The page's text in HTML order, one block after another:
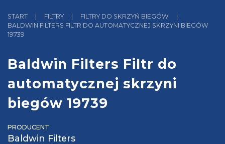
START | FILTRY | FILTRY DO SKRZYŃ BIEGÓW
|
BALDWIN FILTERS FILTR DO AUTOMATYCZNEJ SKRZYNI BIEGÓW
19739
Baldwin Filters Filtr do
automatycznej skrzyni
biegów 19739
PRODUCENT
Baldwin Filters